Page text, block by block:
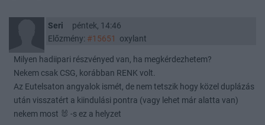
Seri
péntek, 14:46
Előzmény: #15651 oxylant
Milyen hadiipari részvényed van, ha megkérdezhetem?
Nekem csak CSG, korábban RENK volt.
Az Eutelsaton angyalok ismét, de nem tetszik hogy közel duplázás
után visszatért a kiindulási pontra (vagy lehet már alatta van)
nekem most 🐰 -s ez a helyzet